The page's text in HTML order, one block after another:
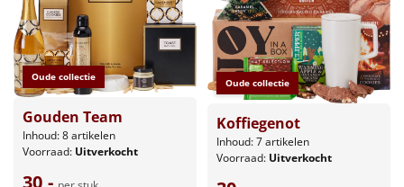
Oude collectie
Gouden Team
Inhoud: 8 artikelen
Voorraad: Uitverkocht
30,-
Oude collectie
Koffiegenot
Inhoud: 7 artikelen
Voorraad: Uitverkocht